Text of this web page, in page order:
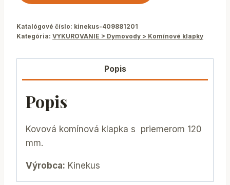
Katalógové číslo: kinekus-409881201
Kategória: VYKUROVANIE > Dymovody > Komínové klapky
Popis
Popis
Kovová komínová klapka s priemerom 120
mm.
Výrobca: Kinekus